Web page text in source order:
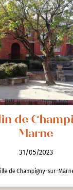
de
Marne
31/05/2023
de Champigny-sur-